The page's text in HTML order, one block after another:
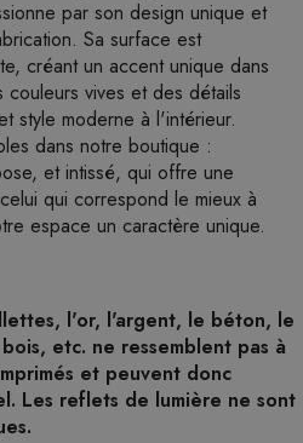
par son design unique et
Sa surface est
créant un accent unique dans
vives et des détails
style moderne à l'intérieur.
dans notre boutique :
et intissé, qui offre une
qui correspond le mieux à
espace un caractère unique.
l'or, l'argent, le béton, le
etc. ne ressemblent pas à
et peuvent donc
Les reflets de lumière ne sont